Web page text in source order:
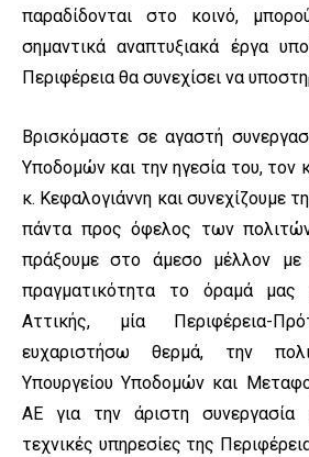
παραδίδονται στο κοινό,
σημαντικά αναπτυξιακά έργα
Περιφέρεια θα συνεχίσει να
Βρισκόμαστε σε αγαστή
Υποδομών και την ηγεσία του, τον
κ. Κεφαλογιάννη και συνεχίζουμε
πάντα προς όφελος των
πράξουμε στο άμεσο μέλλον
πραγματικότητα το όραμά μας
Αττικής, μία Περιφέρεια-
ευχαριστήσω θερμά, την
Υπουργείου Υποδομών και
ΑΕ για την άριστη
τεχνικές υπηρεσίες της